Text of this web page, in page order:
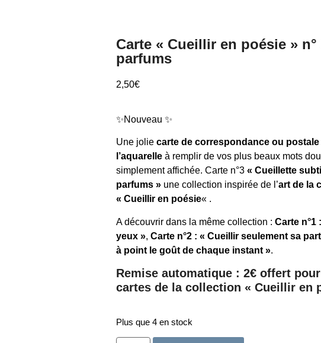
Carte « Cueillir en poésie »
parfums
2,50€
✨Nouveau ✨
Une jolie carte de correspondance ou postale
l’aquarelle à remplir de vos plus beaux mots
simplement affichée. Carte n°3 « Cueillette
parfums » une collection inspirée de l’art de la
« Cueillir en poésie« .
A découvrir dans la même collection : Carte n°1
yeux », Carte n°2 : « Cueillir seulement sa
à point le goût de chaque instant ».
Remise automatique : 2€ offert
cartes de la collection « Cueillir en
Plus que 4 en stock